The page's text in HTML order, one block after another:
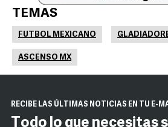
TEMAS
FUTBOL MEXICANO
ASCENSO MX
RECIBE LAS ÚLTIMAS NOTICIAS EN TU E-
Todo lo que necesitas